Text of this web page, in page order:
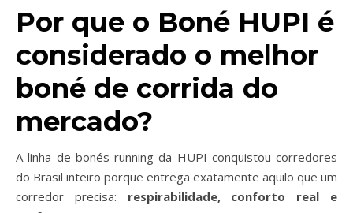
Por que o Boné HUPI é
considerado o melhor
boné de corrida do
mercado?
A linha de bonés running da HUPI conquistou corredores
do Brasil inteiro porque entrega exatamente aquilo que um
corredor precisa: respirabilidade, conforto real e